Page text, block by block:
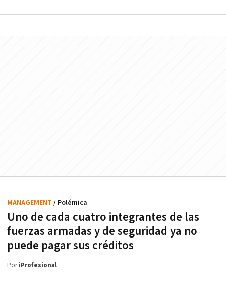
Uno de cada cuatro integrantes de las
fuerzas armadas y de seguridad ya no
puede pagar sus créditos
MANAGEMENT / Polémica
PoriProfesional